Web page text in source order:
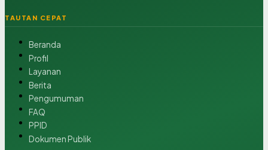
TAUTAN CEPAT
Beranda
Profil
Layanan
Berita
Pengumuman
FAQ
PPID
Dokumen Publik